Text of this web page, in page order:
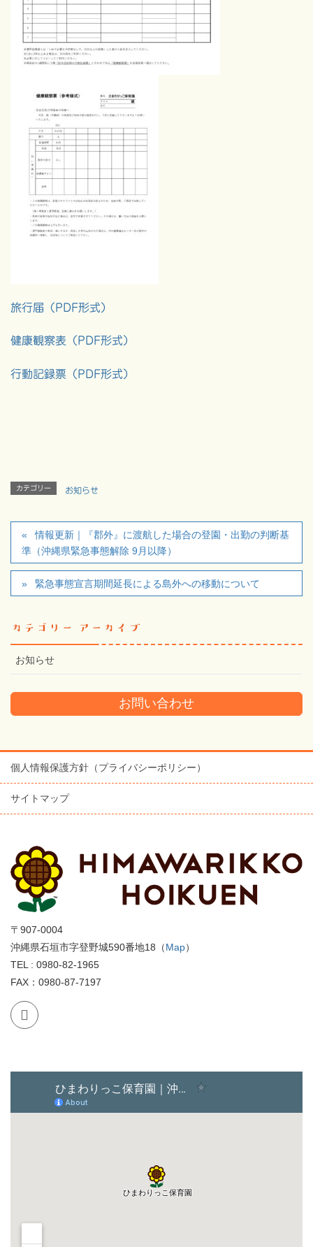
旅行届（PDF形式）
健康観察表（PDF形式）
行動記録票（PDF形式）
カテゴリー お知らせ
情報更新｜『郡外』に渡航した場合の登園・出勤の判断基
準（沖縄県緊急事態解除 9月以降）
緊急事態宣言期間延長による島外への移動について
カテゴリー アーカイブ
お知らせ
お問い合わせ
個人情報保護方針（プライバシーポリシー）
サイトマップ
〒907-0004
沖縄県石垣市字登野城590番地18（Map）
TEL : 0980-82-1965
FAX：0980-87-7197